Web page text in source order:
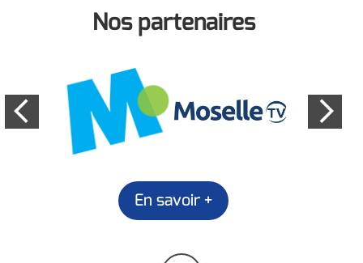
Nos partenaires
En savoir +